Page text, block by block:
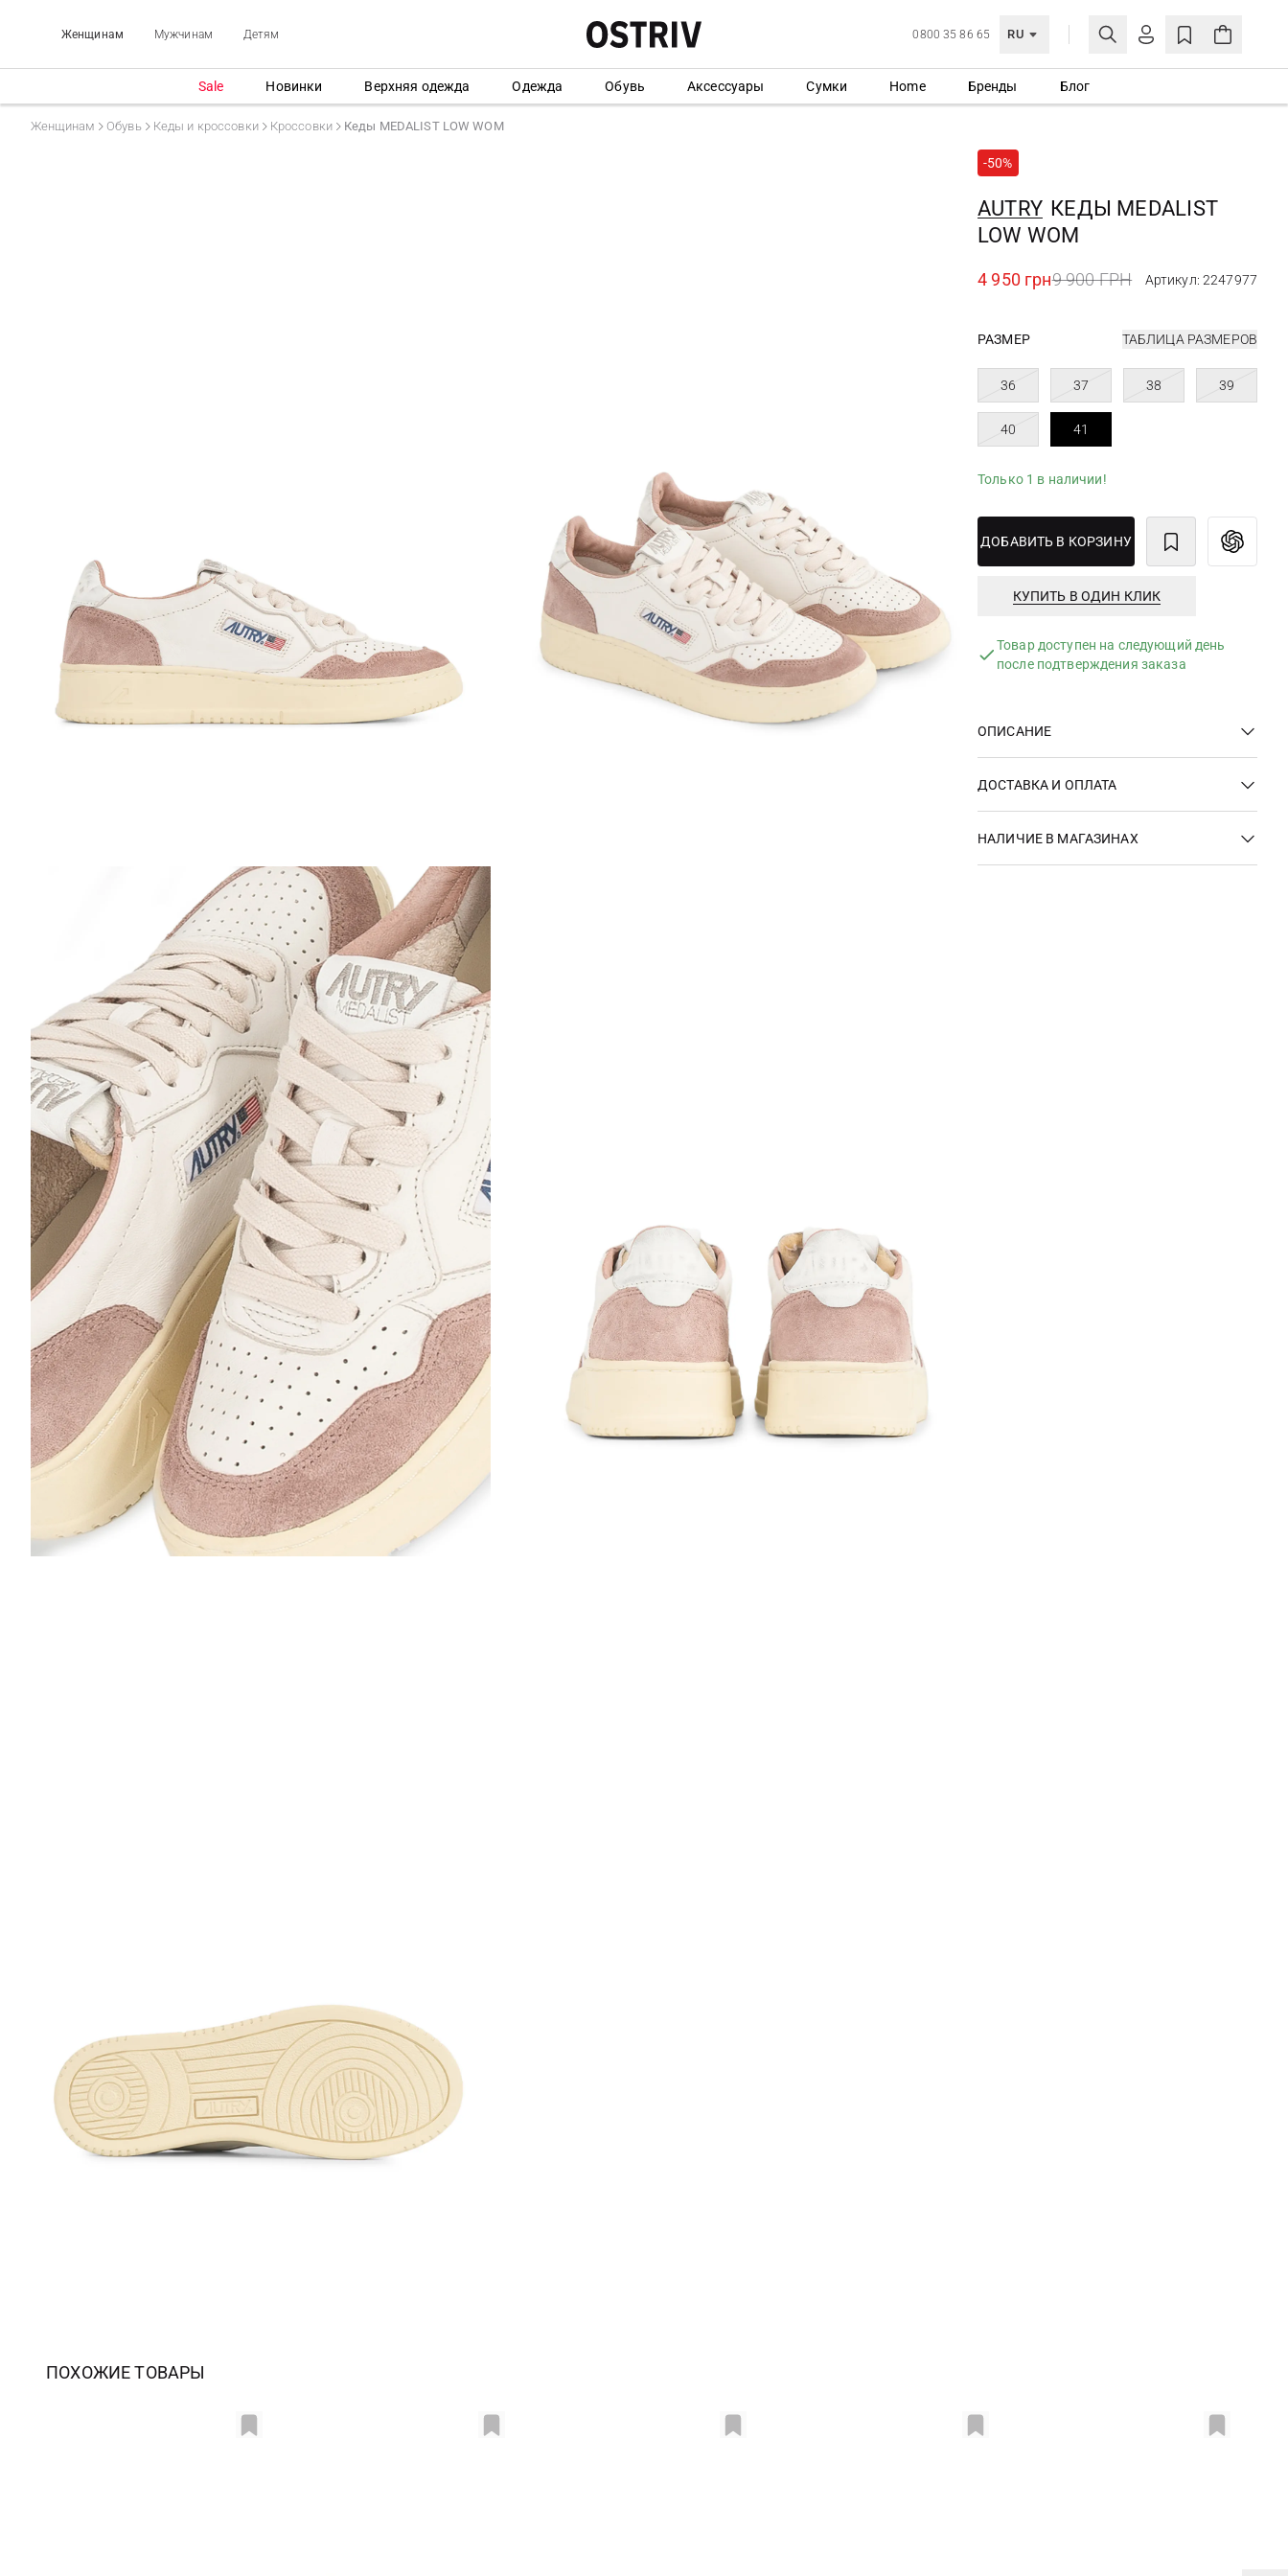
Женщинам Мужчинам Детям 0800 35 86 65 RU
ЛИЧНЫЙ КАБИНЕТ
СОЗДАТЬ УЧЕТНУЮ ЗАПИСЬ
Sale Новинки Верхняя одежда Одежда Обувь Аксессуары Сумки Home Бренды Блог
Женщинам Обувь Кеды и кроссовки Кроссовки Кеды MEDALIST LOW WOM
-50%
AUTRY КЕДЫ MEDALIST
LOW WOM
4 950 грн9 900 ГРН Артикул: 2247977
РАЗМЕР ТАБЛИЦА РАЗМЕРОВ
36 37 38 39
40 41
Только 1 в наличии!
ДОБАВИТЬ В КОРЗИНУ
КУПИТЬ В ОДИН КЛИК
Товар доступен на следующий день
после подтверждения заказа
ОПИСАНИЕ
ДОСТАВКА И ОПЛАТА
НАЛИЧИЕ В МАГАЗИНАХ
ПОХОЖИЕ ТОВАРЫ